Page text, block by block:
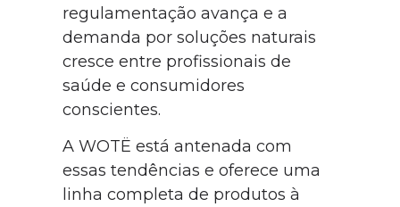
regulamentação avança e a
demanda por soluções naturais
cresce entre profissionais de
saúde e consumidores
conscientes.
A WOTË está antenada com
essas tendências e oferece uma
linha completa de produtos à